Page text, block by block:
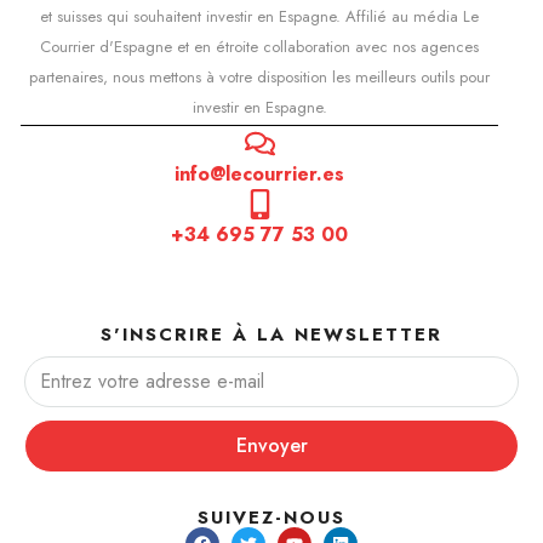
et suisses qui souhaitent investir en Espagne. Affilié au média Le
Courrier d'Espagne et en étroite collaboration avec nos agences
partenaires, nous mettons à votre disposition les meilleurs outils pour
investir en Espagne.
info@lecourrier.es
+34 695 77 53 00
S'INSCRIRE À LA NEWSLETTER
Envoyer
SUIVEZ-NOUS